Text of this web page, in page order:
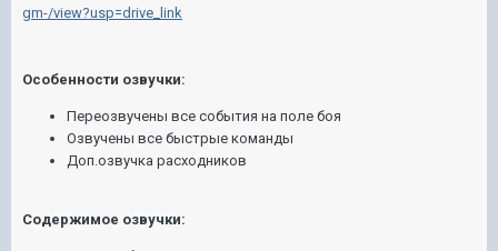
gm-/view?usp=drive_link
Особенности озвучки:
Переозвучены все события на поле боя
Озвучены все быстрые команды
Доп.озвучка расходников
Содержимое озвучки: